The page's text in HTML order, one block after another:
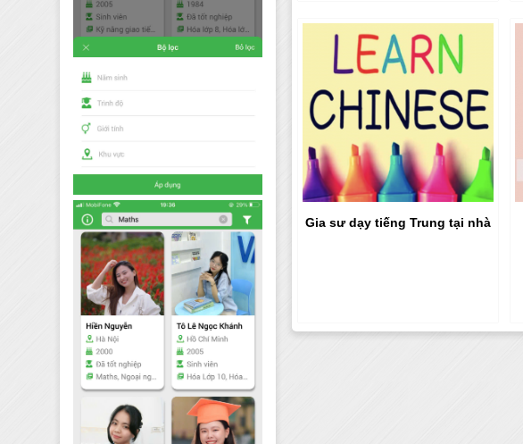
Gia sư dạy tiếng Trung tại nhà